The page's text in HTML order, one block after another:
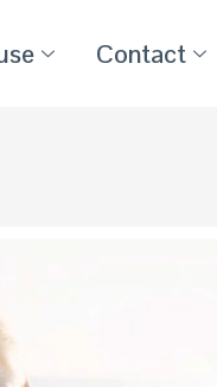
Contact